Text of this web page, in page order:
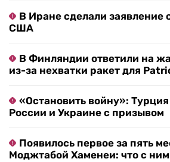
В Иране сделали заявление
США
В Финляндии ответили на
из-за нехватки ракет для
«Остановить войну»:
России и Украине с призывом
Появилось первое за пять
Моджтабой Хаменеи: что с ним